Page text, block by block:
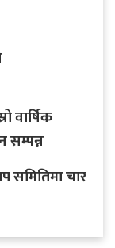
वार्षिक
सम्पन्न
समितिमा चार